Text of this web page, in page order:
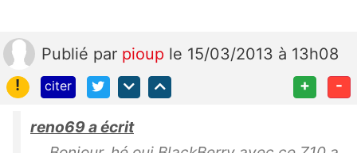
Publié par pioup le 15/03/2013 à 13h08
!
citer + -
reno69 a écrit